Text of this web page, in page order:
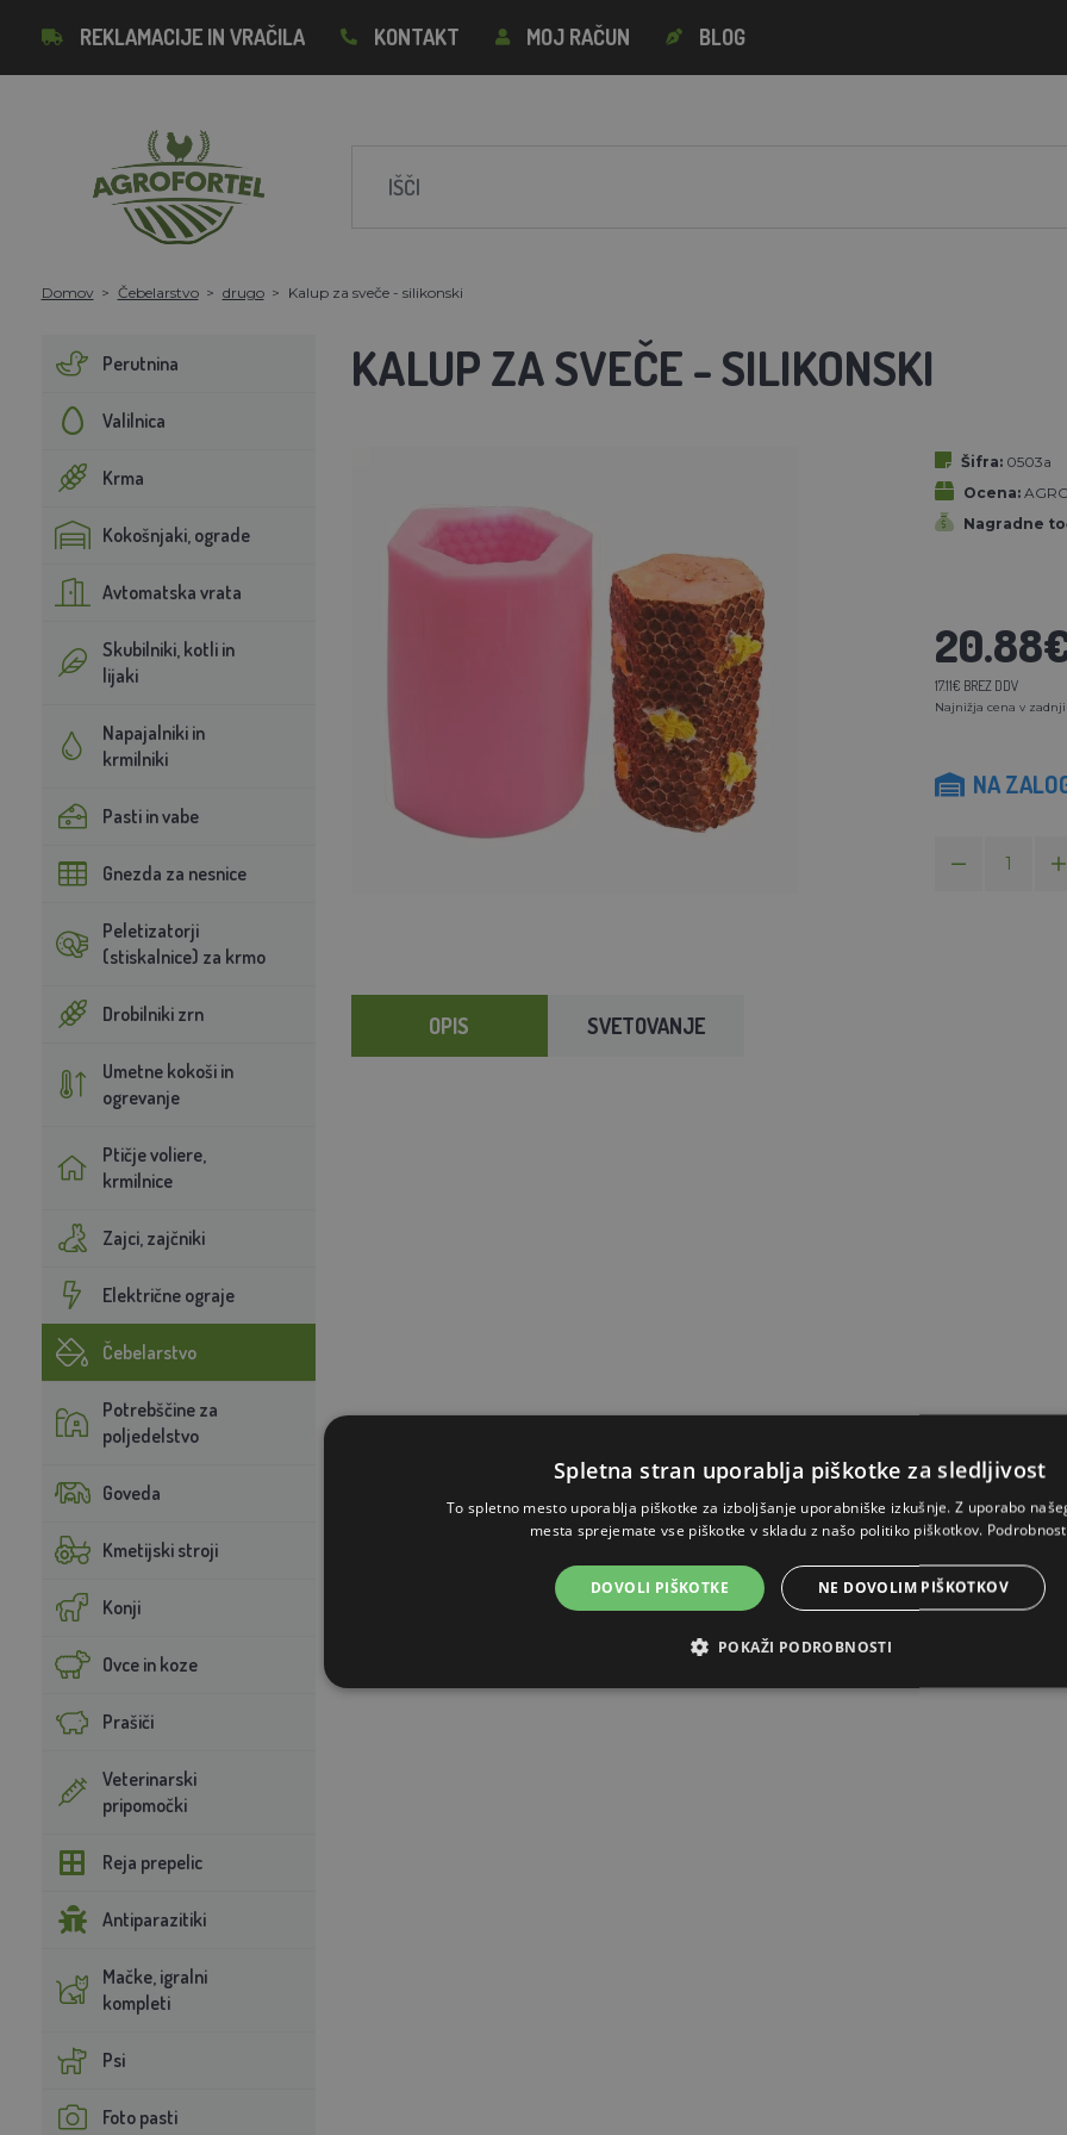
REKLAMACIJE IN VRAČILA KONTAKT MOJ RAČUN BLOG
Domov Čebelarstvo drugo Kalup za sveče - silikonski
Perutnina
Valilnica
Krma
Kokošnjaki, ograde
Avtomatska vrata
Skubilniki, kotli in
lijaki
Napajalniki in
krmilniki
Pasti in vabe
Gnezda za nesnice
Peletizatorji
(stiskalnice) za krmo
Drobilniki zrn
Umetne kokoši in
ogrevanje
Ptičje voliere,
krmilnice
Zajci, zajčniki
Električne ograje
Čebelarstvo
Potrebščine za
poljedelstvo
Goveda
Kmetijski stroji
Konji
Ovce in koze
Prašiči
Veterinarski
pripomočki
Reja prepelic
Antiparazitiki
Mačke, igralni
kompleti
Psi
Foto pasti
KALUP ZA SVEČE - SILIKONSKI
Šifra: 0503a
Ocena:
Nagradne
17.11€ BREZ DDV
Najnižja cena v
NA
OPIS SVETOVANJE
Spletna stran uporablja piškotke za sledljivost
To spletno mesto uporablja piškotke za izboljšanje uporabniške izkušnje. Z uporabo
mesta sprejemate vse piškotke v skladu z našo politiko piškotkov.
DOVOLI PIŠKOTKE NE DOVOLIM PIŠKOTKOV
POKAŽI PODROBNOSTI